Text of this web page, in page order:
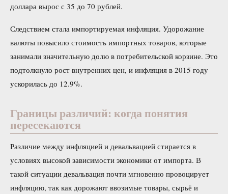
доллара вырос с 35 до 70 рублей.
Следствием стала импортируемая инфляция. Удорожание
валюты повысило стоимость импортных товаров, которые
занимали значительную долю в потребительской корзине. Это
подтолкнуло рост внутренних цен, и инфляция в 2015 году
ускорилась до 12.9%.
Границы различий: когда понятия
пересекаются
Различие между инфляцией и девальвацией стирается в
условиях высокой зависимости экономики от импорта. В
такой ситуации девальвация почти мгновенно провоцирует
инфляцию, так как дорожают ввозимые товары, сырьё и